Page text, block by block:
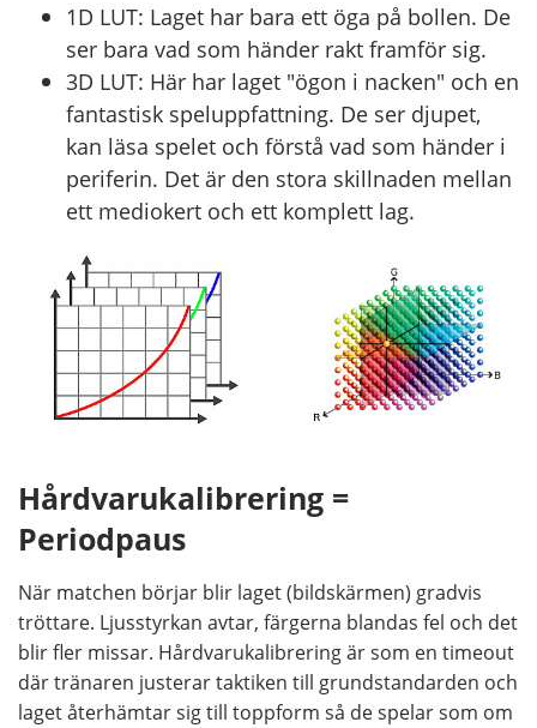
1D LUT: Laget har bara ett öga på bollen. De
ser bara vad som händer rakt framför sig.
3D LUT: Här har laget "ögon i nacken" och en
fantastisk speluppfattning. De ser djupet,
kan läsa spelet och förstå vad som händer i
periferin. Det är den stora skillnaden mellan
ett mediokert och ett komplett lag.
Hårdvarukalibrering =
Periodpaus
När matchen börjar blir laget (bildskärmen) gradvis
tröttare. Ljusstyrkan avtar, färgerna blandas fel och det
blir fler missar. Hårdvarukalibrering är som en timeout
där tränaren justerar taktiken till grundstandarden och
laget återhämtar sig till toppform så de spelar som om